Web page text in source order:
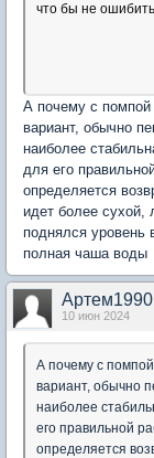
что бы не
А почему с помпой
вариант, обычно
наиболее
для его
определяется
идет более сухой,
поднялся уровень
полная чаша воды
Артем1990
10 июн 2024
А почему с
вариант, обычно
наиболее
его правильной
определяется